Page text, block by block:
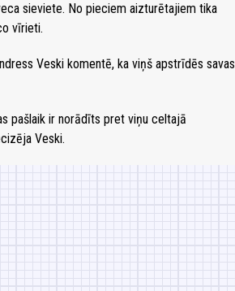
sieviete. No pieciem aizturētajiem tika
vīrieti.
Veski komentē, ka viņš apstrīdēs savas
pašlaik ir norādīts pret viņu celtajā
Veski.